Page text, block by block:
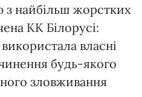
з найбільш жорстких
КК Білорусі:
власні
будь-якого
зловживання